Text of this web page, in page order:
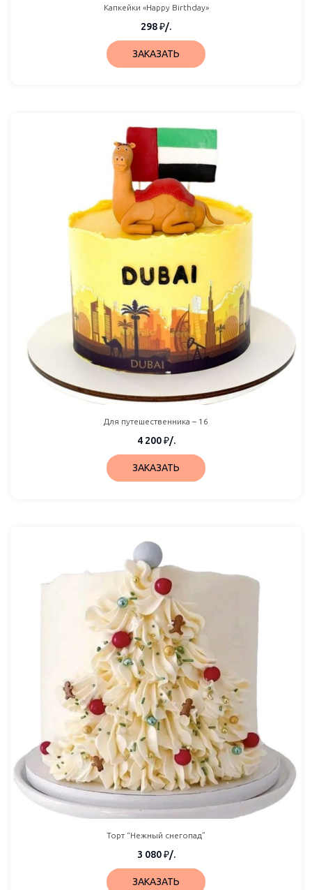
Капкейки «Happy Birthday»
298₽/.
ЗАКАЗАТЬ
Для путешественника – 16
4 200₽/.
ЗАКАЗАТЬ
Торт “Нежный снегопад”
3 080₽/.
ЗАКАЗАТЬ